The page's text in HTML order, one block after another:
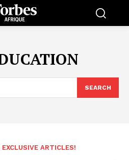
SEARCH
EXCLUSIVE ARTICLES!